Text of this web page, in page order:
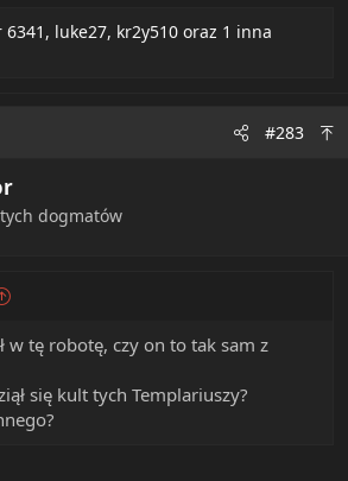
, luke27, kr2y510 oraz 1 inna
#283
dogmatów
w tę robotę, czy on to tak sam z
się kult tych Templariuszy?